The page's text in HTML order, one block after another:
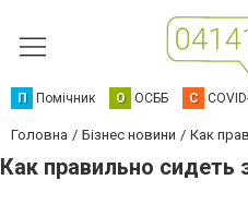
П Помічник О ОСББ C
Головна Бізнес новини Как
Как правильно